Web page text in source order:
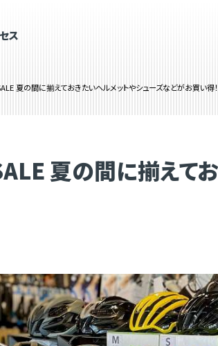
ス
夏の間に揃えておきたいヘルメットやシューズなどがお買い得！
夏の間に揃えて